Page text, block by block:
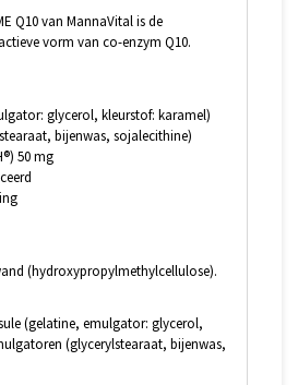
Q10 van MannaVital is de
vorm van co-enzym Q10.
glycerol, kleurstof: karamel)
bijenwas, sojalecithine)
50 mg
(hydroxypropylmethylcellulose).
(gelatine, emulgator: glycerol,
(glycerylstearaat, bijenwas,